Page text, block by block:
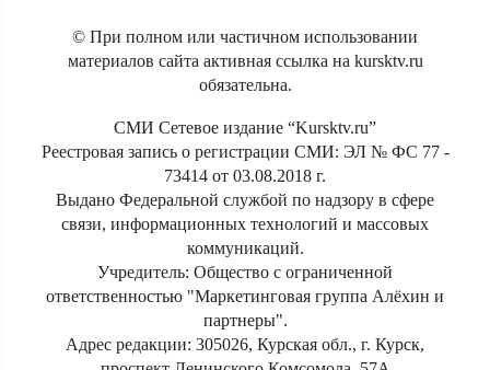
© При полном или частичном использовании
материалов сайта активная ссылка на kursktv.ru
обязательна.
СМИ Сетевое издание “Kursktv.ru”
Реестровая запись о регистрации СМИ: ЭЛ № ФС 77 -
73414 от 03.08.2018 г.
Выдано Федеральной службой по надзору в сфере
связи, информационных технологий и массовых
коммуникаций.
Учредитель: Общество с ограниченной
ответственностью "Маркетинговая группа Алёхин и
партнеры".
Адрес редакции: 305026, Курская обл., г. Курск,